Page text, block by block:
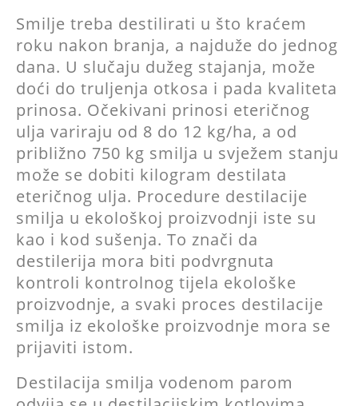
Smilje treba destilirati u što kraćem
roku nakon branja, a najduže do jednog
dana. U slučaju dužeg stajanja, može
doći do truljenja otkosa i pada kvaliteta
prinosa. Očekivani prinosi eteričnog
ulja variraju od 8 do 12 kg/ha, a od
približno 750 kg smilja u svježem stanju
može se dobiti kilogram destilata
eteričnog ulja. Procedure destilacije
smilja u ekološkoj proizvodnji iste su
kao i kod sušenja. To znači da
destilerija mora biti podvrgnuta
kontroli kontrolnog tijela ekološke
proizvodnje, a svaki proces destilacije
smilja iz ekološke proizvodnje mora se
prijaviti istom.
Destilacija smilja vodenom parom